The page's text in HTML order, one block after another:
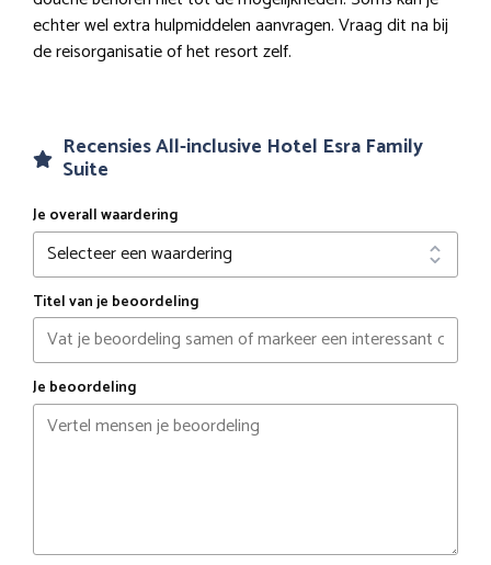
echter wel extra hulpmiddelen aanvragen. Vraag dit na bij
de reisorganisatie of het resort zelf.
Recensies All-inclusive Hotel Esra Family
Suite
Je overall waardering
Titel van je beoordeling
Je beoordeling